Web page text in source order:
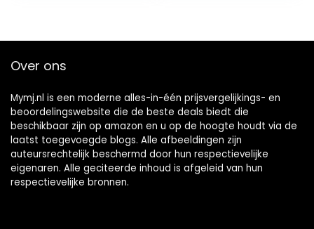
Drumstokken en
Over ons
Mymj.nl is een moderne alles-in-één prijsvergelijkings- en
beoordelingswebsite die de beste deals biedt die
beschikbaar zijn op amazon en u op de hoogte houdt via de
laatst toegevoegde blogs. Alle afbeeldingen zijn
auteursrechtelijk beschermd door hun respectievelijke
eigenaren. Alle geciteerde inhoud is afgeleid van hun
respectievelijke bronnen.